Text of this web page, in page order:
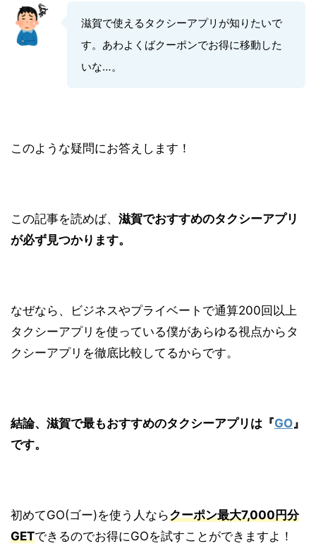
滋賀で使えるタクシーアプリが知りたいで
す。あわよくばクーポンでお得に移動した
いな…。
このような疑問にお答えします！
この記事を読めば、 滋賀でおすすめのタクシーアプリ
が必ず見つかります。
なぜなら、ビジネスやプライベートで通算200回以上
タクシーアプリを使っている僕があらゆる視点からタ
クシーアプリを徹底比較してるからです。
結論、滋賀で最もおすすめのタクシーアプリは『GO 』
です。
初めてGO(ゴー)を使う人ならクーポン最大7,000円分
GETできるのでお得にGOを試すことができますよ！